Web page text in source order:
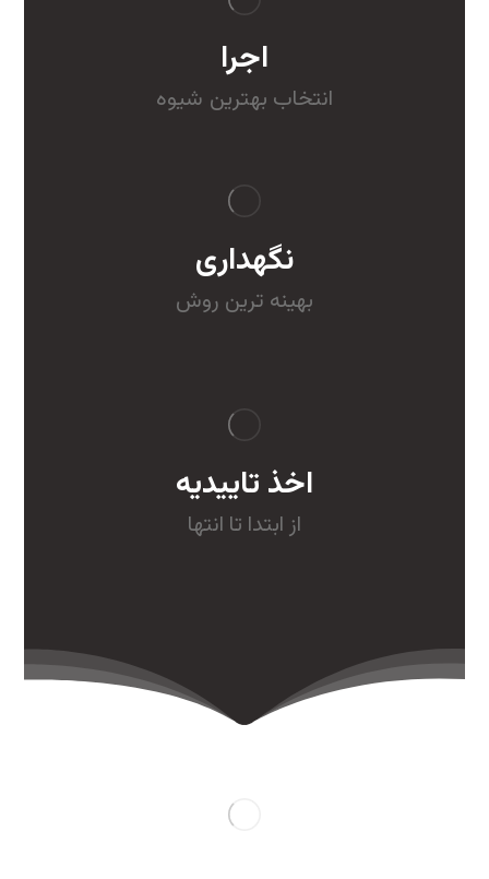
اجرا
انتخاب بهترین شیوه
نگهداری
بهینه ترین روش
اخذ تاییدیه
از ابتدا تا انتها